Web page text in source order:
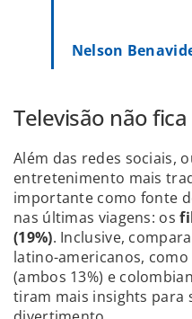
Nelson
Televisão não
Além das redes sociais,
entretenimento mais
importante como fonte
nas últimas viagens: os
(19%). Inclusive,
latino-americanos,
(ambos 13%) e
tiram mais insights para